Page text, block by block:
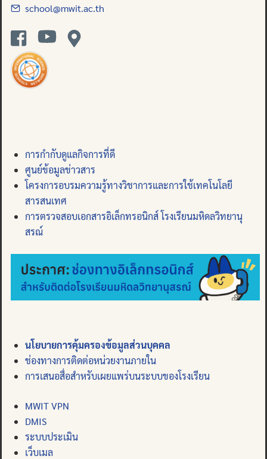
school@mwit.ac.th
การกำกับดูแลกิจการที่ดี
ศูนย์ข้อมูลข่าวสาร
โครงการอบรมความรู้ทางวิชาการและการใช้เทคโนโลยี
สารสนเทศ
การตรวจสอบเอกสารอิเล็กทรอนิกส์ โรงเรียนมหิดลวิทยานุ
สรณ์
นโยบายการคุ้มครองข้อมูลส่วนบุคคล
ช่องทางการติดต่อหน่วยงานภายใน
การเสนอสื่อสำหรับเผยแพร่บนระบบของโรงเรียน
MWIT VPN
DMIS
ระบบประเมิน
เว็บเมล